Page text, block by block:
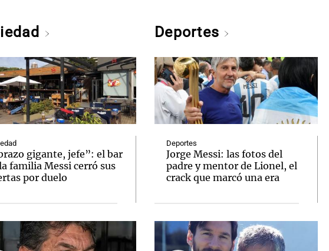
gigante, jefe”: el bar
familia Messi cerró sus
por duelo
Deportes
Deportes
Jorge Messi: las fotos del
padre y mentor de Lionel, el
crack que marcó una era